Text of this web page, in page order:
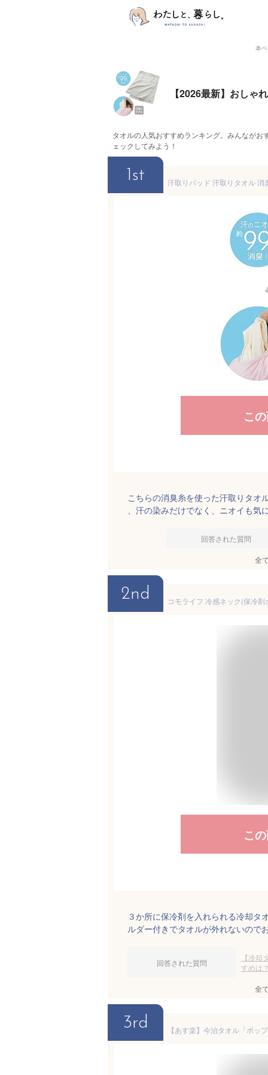
本
【2026最新】おしゃ
タオルの人気おすすめランキング。みんなが
ェックしてみよう！
1st
こ
こちらの消臭糸を使った汗取りタオ
、汗の染みだけでなく、ニオイも気
回答された質問
全
2nd
こ
３か所に保冷剤を入れられる冷却タ
ルダー付きでタオルが外れないので
回答された質問
【冷
すめは
全
3rd